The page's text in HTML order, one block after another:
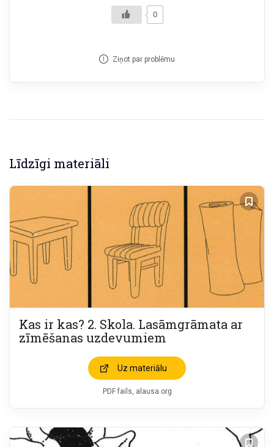
0
Ziņot par problēmu
Līdzīgi materiāli
Kas ir kas? 2. Skola. Lasāmgrāmata ar
zīmēšanas uzdevumiem
Uz materiālu
PDF fails, alausa.org